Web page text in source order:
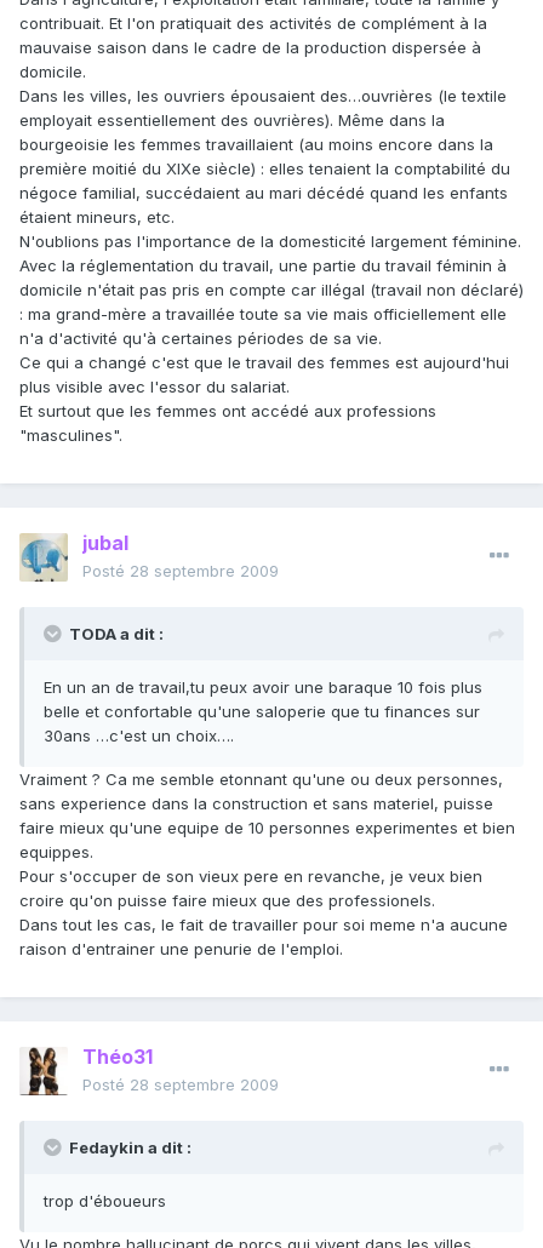
contribuait. Et l'on pratiquait des activités de complément à la
mauvaise saison dans le cadre de la production dispersée à
domicile.
Dans les villes, les ouvriers épousaient des…ouvrières (le textile
employait essentiellement des ouvrières). Même dans la
bourgeoisie les femmes travaillaient (au moins encore dans la
première moitié du XIXe siècle) : elles tenaient la comptabilité du
négoce familial, succédaient au mari décédé quand les enfants
étaient mineurs, etc.
N'oublions pas l'importance de la domesticité largement féminine.
Avec la réglementation du travail, une partie du travail féminin à
domicile n'était pas pris en compte car illégal (travail non déclaré)
: ma grand-mère a travaillée toute sa vie mais officiellement elle
n'a d'activité qu'à certaines périodes de sa vie.
Ce qui a changé c'est que le travail des femmes est aujourd'hui
plus visible avec l'essor du salariat.
Et surtout que les femmes ont accédé aux professions
"masculines".
jubal
Posté 28 septembre 2009
TODA a dit :
En un an de travail,tu peux avoir une baraque 10 fois plus
belle et confortable qu'une saloperie que tu finances sur
30ans …c'est un choix….
Vraiment ? Ca me semble etonnant qu'une ou deux personnes,
sans experience dans la construction et sans materiel, puisse
faire mieux qu'une equipe de 10 personnes experimentes et bien
equippes.
Pour s'occuper de son vieux pere en revanche, je veux bien
croire qu'on puisse faire mieux que des professionels.
Dans tout les cas, le fait de travailler pour soi meme n'a aucune
raison d'entrainer une penurie de l'emploi.
Théo31
Posté 28 septembre 2009
Fedaykin a dit :
trop d'éboueurs